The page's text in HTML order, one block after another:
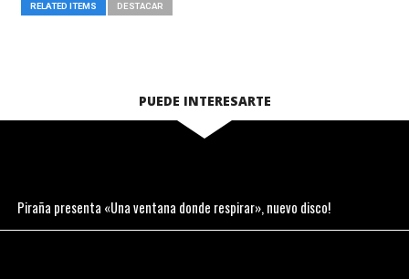
RELATED ITEMS DESTACAR
PUEDE INTERESARTE
Piraña presenta «Una ventana donde respirar», nuevo disco!